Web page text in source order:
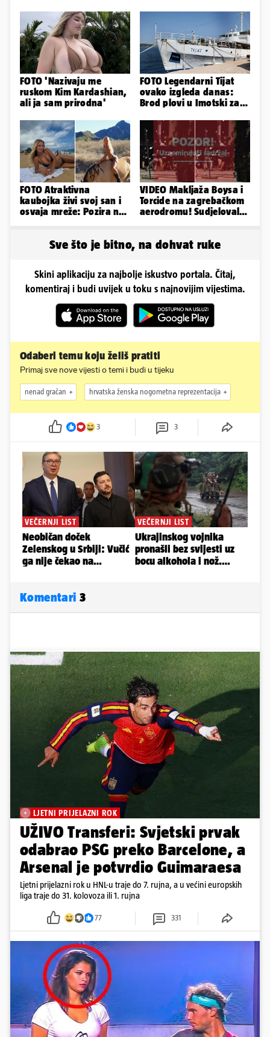
FOTO 'Nazivaju me
ruskom Kim Kardashian,
ali ja sam prirodna'
FOTO Legendarni Tijat
ovako izgleda danas:
Brod plovi u Imotski za
FOTO Atraktivna
kaubojka živi svoj san i
osvaja mreže: Pozira na
VIDEO Makljaža Boysa i
Torcide na zagrebačkom
aerodromu! Sudjelovalo
Sve što je bitno, na dohvat ruke
Skini aplikaciju za najbolje iskustvo portala. Čitaj,
komentiraj i budi uvijek u toku s najnovijim vijestima.
Odaberi temu koju želiš pratiti
Primaj sve nove vijesti o temi i budi u tijeku
nenad gračan hrvatska ženska nogometna reprezentacija
3 3
Komentari 3
LJETNI PRIJELAZNI ROK
UŽIVO Transferi: Svjetski prvak
odabrao PSG preko Barcelone, a
Arsenal je potvrdio Guimaraesa
Ljetni prijelazni rok u HNL-u traje do 7. rujna, a u većini europskih
liga traje do 31. kolovoza ili 1. rujna
77 331